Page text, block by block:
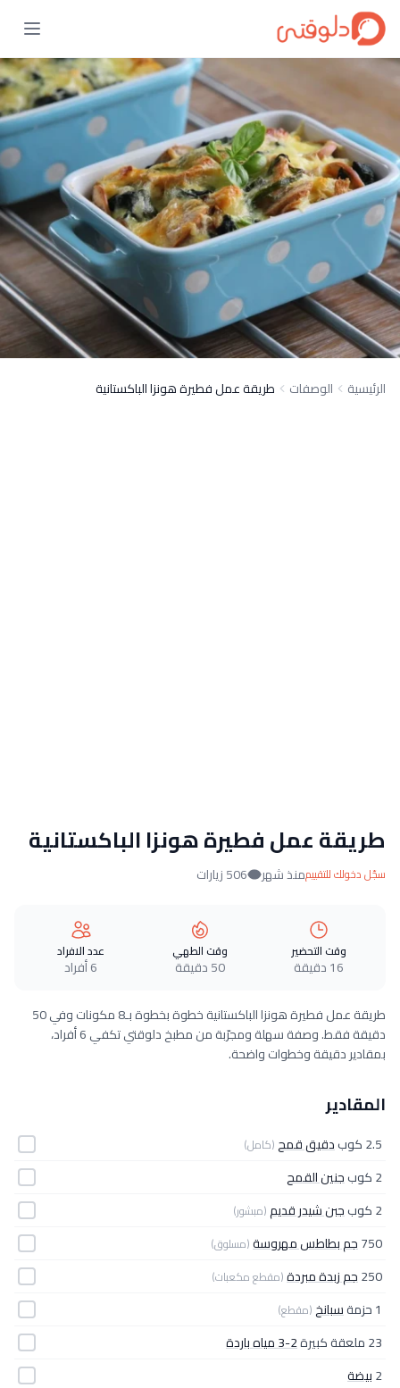
الرئيسية الوصفات طريقة عمل فطيرة هونزا الباكستانية
طريقة عمل فطيرة هونزا الباكستانية
سجّل دخولك للتقييممنذ شهر 506 زيارات
وقت التحضير
16 دقيقة
وقت الطهي
50 دقيقة
عدد الافراد
6 أفراد
طريقة عمل فطيرة هونزا الباكستانية خطوة بخطوة بـ8 مكونات وفي 50
دقيقة فقط. وصفة سهلة ومجرّبة من مطبخ دلوقتي تكفي 6 أفراد،
بمقادير دقيقة وخطوات واضحة.
المقادير
2.5 كوب دقيق قمح(كامل)
2 كوب
جنين القمح
2 كوب
جبن شيدر قديم(مبشور)
750جم بطاطس مهروسة(مسلوق)
250جم زبدة مبردة(مقطع مكعبات)
1 حزمة سبانخ(مقطع)
23 ملعقة كبيرة
2-3 مياه باردة
2بيضة